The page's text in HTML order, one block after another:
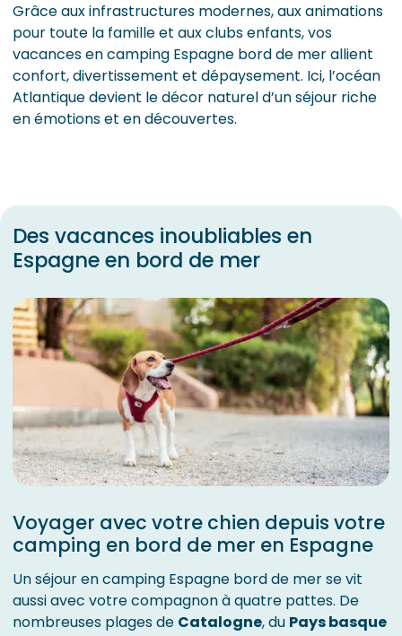
Grâce aux infrastructures modernes, aux animations
pour toute la famille et aux clubs enfants, vos
vacances en camping Espagne bord de mer allient
confort, divertissement et dépaysement. Ici, l’océan
Atlantique devient le décor naturel d’un séjour riche
en émotions et en découvertes.
Des vacances inoubliables en
Espagne en bord de mer
Voyager avec votre chien depuis votre
camping en bord de mer en Espagne
Un séjour en camping Espagne bord de mer se vit
aussi avec votre compagnon à quatre pattes. De
nombreuses plages de Catalogne, du Pays basque